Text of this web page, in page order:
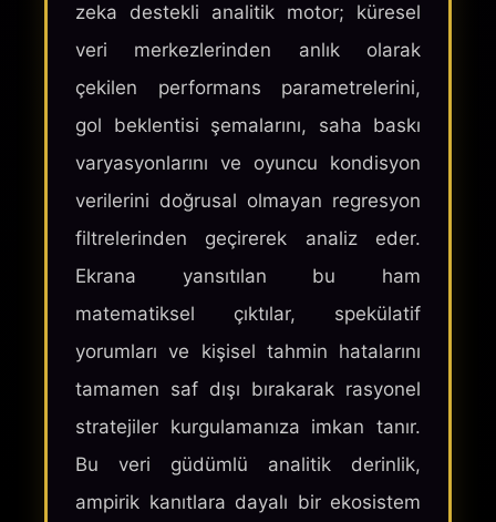
zeka destekli analitik motor; küresel
veri merkezlerinden anlık olarak
çekilen performans parametrelerini,
gol beklentisi şemalarını, saha baskı
varyasyonlarını ve oyuncu kondisyon
verilerini doğrusal olmayan regresyon
filtrelerinden geçirerek analiz eder.
Ekrana yansıtılan bu ham
matematiksel çıktılar, spekülatif
yorumları ve kişisel tahmin hatalarını
tamamen saf dışı bırakarak rasyonel
stratejiler kurgulamanıza imkan tanır.
Bu veri güdümlü analitik derinlik,
ampirik kanıtlara dayalı bir ekosistem